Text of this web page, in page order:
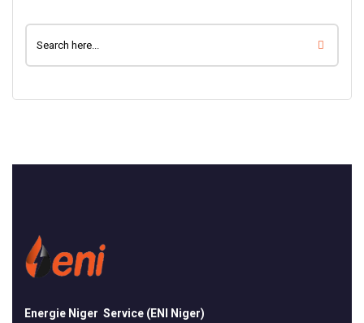
Energie Niger Service (ENI Niger)